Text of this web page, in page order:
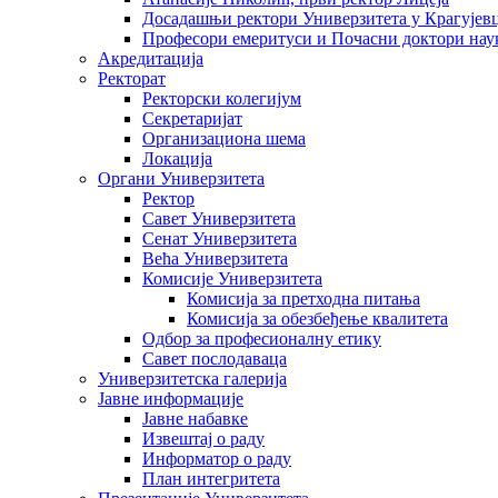
Досадашњи ректори Универзитета у
Професори емеритуси и Почасни доктори
Акредитација
Ректорат
Ректорски колегијум
Секретаријат
Организациона шема
Локација
Органи Универзитета
Ректор
Савет Универзитета
Сенат Универзитета
Већа Универзитета
Комисије Универзитета
Комисија за претходна питања
Комисија за обезбеђење квалитета
Одбор за професионалну етику
Савет послодаваца
Универзитетска галерија
Јавне информације
Јавне набавке
Извештај о раду
Информатор о раду
План интегритета